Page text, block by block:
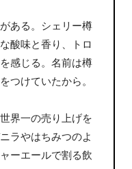
ある。シェリー樽
酸味と香り、トロ
感じる。名前は樽
つけていたから。
界一の売り上げを
ラやはちみつのよ
ーエールで割る飲